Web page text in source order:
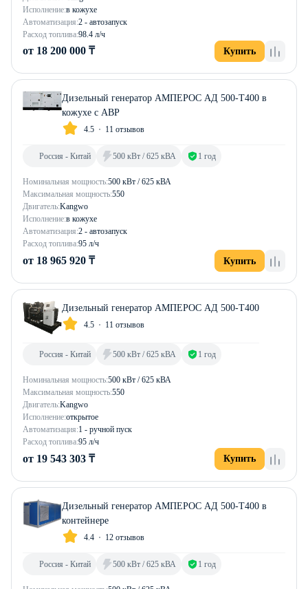
Исполнение:в кожухе
Автоматизация:2 - автозапуск
Расход топлива:98.4 л/ч
от 18 200 000 ₸ Купить
Дизельный генератор АМПЕРОС АД 500-Т400 в
кожухе с АВР
4.5 11 отзывов
Номинальная мощность:500 кВт / 625 кВА
Максимальная мощность:550
Двигатель:Kangwo
Исполнение:в кожухе
Автоматизация:2 - автозапуск
Расход топлива:95 л/ч
Россия - Китай 500 кВт / 625 кВА 1 год
от 18 965 920 ₸ Купить
Дизельный генератор АМПЕРОС АД 500-Т400
4.5 11 отзывов
Номинальная мощность:500 кВт / 625 кВА
Максимальная мощность:550
Двигатель:Kangwo
Исполнение:открытое
Автоматизация:1 - ручной пуск
Расход топлива:95 л/ч
Россия - Китай 500 кВт / 625 кВА 1 год
от 19 543 303 ₸ Купить
Дизельный генератор АМПЕРОС АД 500-Т400 в
контейнере
4.4 12 отзывов
Россия - Китай 500 кВт / 625 кВА 1 год